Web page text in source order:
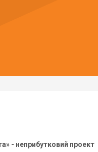
- неприбутковий проект